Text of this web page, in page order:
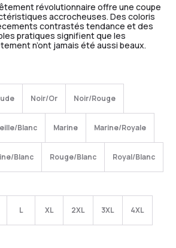
révolutionnaire offre une coupe
accrocheuses. Des coloris
contrastés tendance et des
pratiques signifient que les
n’ont jamais été aussi beaux.
Noir/Or Noir/Rouge
Blanc Marine Marine/Royale
Blanc Rouge/Blanc Royal/Blanc
L XL 2XL 3XL 4XL